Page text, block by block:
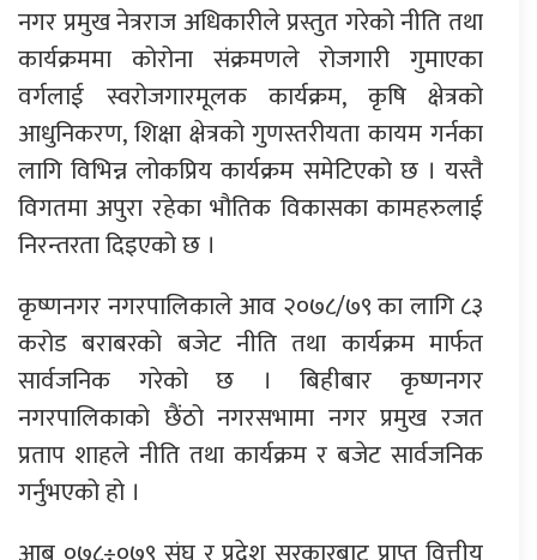
नगर प्रमुख नेत्रराज अधिकारीले प्रस्तुत गरेको नीति तथा
कार्यक्रममा कोरोना संक्रमणले रोजगारी गुमाएका
वर्गलाई स्वरोजगारमूलक कार्यक्रम, कृषि क्षेत्रको
आधुनिकरण, शिक्षा क्षेत्रको गुणस्तरीयता कायम गर्नका
लागि विभिन्न लोकप्रिय कार्यक्रम समेटिएको छ । यस्तै
विगतमा अपुरा रहेका भौतिक विकासका कामहरुलाई
निरन्तरता दिइएको छ ।
कृष्णनगर नगरपालिकाले आव २०७८/७९ का लागि ८३
करोड बराबरको बजेट नीति तथा कार्यक्रम मार्फत
सार्वजनिक गरेको छ । बिहीबार कृष्णनगर
नगरपालिकाको छैंठो नगरसभामा नगर प्रमुख रजत
प्रताप शाहले नीति तथा कार्यक्रम र बजेट सार्वजनिक
गर्नुभएको हो ।